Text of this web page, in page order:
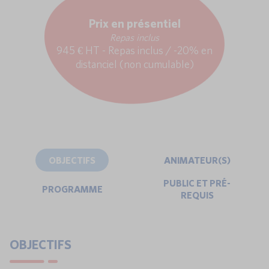
Prix en présentiel
Repas inclus
945 € HT - Repas inclus / -20% en
distanciel (non cumulable)
OBJECTIFS ANIMATEUR(S)
PROGRAMME
PUBLIC ET PRÉ-
REQUIS
OBJECTIFS